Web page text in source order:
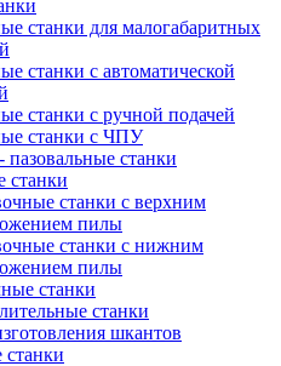
станки для малогабаритных
станки с автоматической
станки с ручной подачей
станки с ЧПУ
пазовальные станки
станки
станки с верхним
пилы
станки с нижним
пилы
станки
станки
шкантов